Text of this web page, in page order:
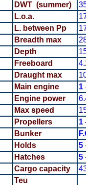
DWT (summer)
L.o.a.
L. between Pp
Breadth max
Depth
Freeboard
Draught max
Main engine 1
Engine power
Max speed
Propellers
1
Bunker
Holds 5
Hatches 5
Cargo capacity
Teu